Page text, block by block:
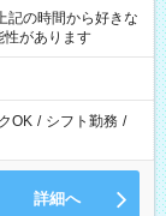
があります
OK / シフト勤務 /
詳細へ